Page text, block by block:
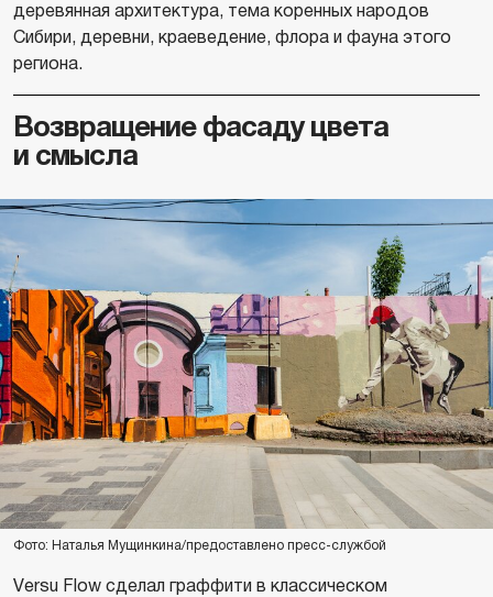
деревянная архитектура, тема коренных народов
Сибири, деревни, краеведение, флора и фауна этого
региона.
Возвращение фасаду цвета
и смысла
Фото: Наталья Мущинкина/предоставлено пресс-службой
Versu Flow сделал граффити в классическом